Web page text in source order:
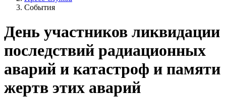
События
День участников ликвидации
последствий радиационных
аварий и катастроф и памяти
жертв этих аварий